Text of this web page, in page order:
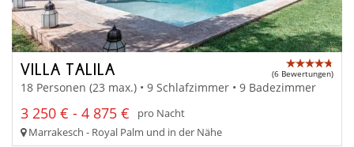
VILLA TALILA (6 Bewertungen)
18 Personen (23 max.) • 9 Schlafzimmer • 9 Badezimmer
3 250 € - 4 875 €
pro Nacht
Marrakesch - Royal Palm und in der Nähe